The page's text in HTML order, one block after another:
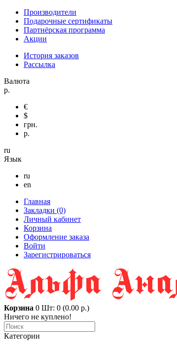
Производители
Подарочные сертификаты
Партнёрская программа
Акции
История заказов
Рассылка
Валюта
р.
€
$
грн.
р.
ru
Язык
ru
en
Главная
Закладки (0)
Личный кабинет
Корзина
Оформление заказа
Войти
Зарегистрироваться
Корзина 0 Шт: 0 (0.00 р.)
Ничего не куплено!
Категории